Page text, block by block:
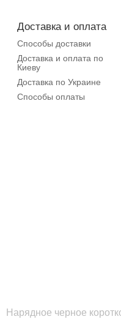
Нарядное черное
Доставка и оплата
Способы доставки
Доставка и оплата по
Киеву
Доставка по Украине
Способы оплаты